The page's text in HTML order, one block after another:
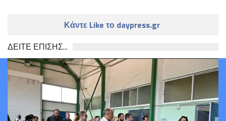
Κάντε Like το daypress.gr
ΔΕΙΤΕ ΕΠΙΣΗΣ...